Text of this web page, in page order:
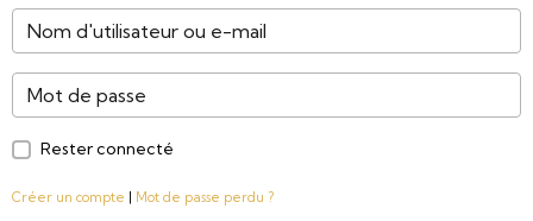
Rester connecté
Créer un compte Mot de passe perdu ?